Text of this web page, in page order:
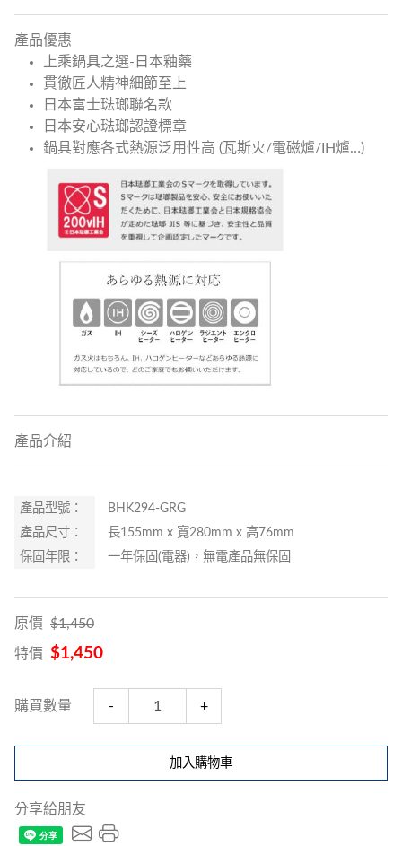
產品優惠
上乘鍋具之選-日本釉藥
貫徹匠人精神細節至上
日本富士琺瑯聯名款
日本安心琺瑯認證標章
鍋具對應各式熱源泛用性高 (瓦斯火/電磁爐/IH爐…)
產品介紹
產品型號：
BHK294-GRG
產品尺寸：
長155mm x 寬280mm x 高76mm
保固年限：
一年保固(電器)，無電產品無保固
原價 $1,450
特價 $1,450
購買數量 - +
加入購物車
分享給朋友